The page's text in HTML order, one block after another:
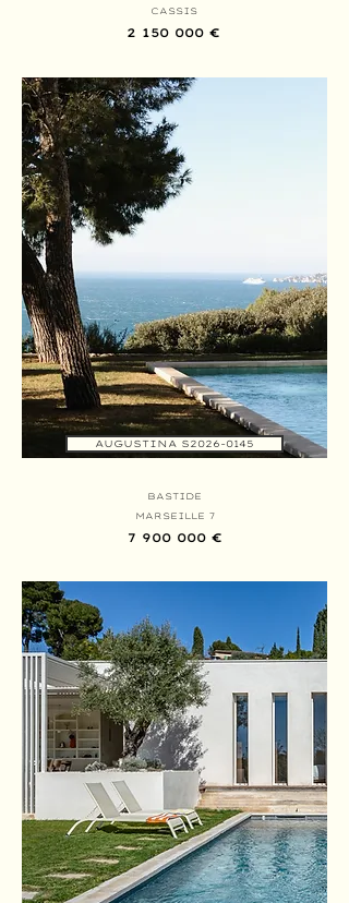
CASSIS
2 150 000 €
AUGUSTINA S2026-0145
BASTIDE
MARSEILLE 7
7 900 000 €